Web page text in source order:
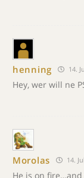
henning 14.
Hey, wer will ne
Morolas 14.
He is on fire…and